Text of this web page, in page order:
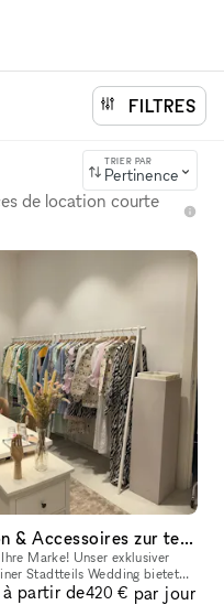
FILTRES
TRIER PAR
Pertinence
de location courte
Stilvoller Showroom für Fashion & Accessoires zur temporären Vermietung Berlin Wedding – 130 m² – Erdgeschoss – barrierefrei erreichbar
exklusiver
Stadtteils Wedding bietet
Mode und Accessoi
à partir de420 € par jour